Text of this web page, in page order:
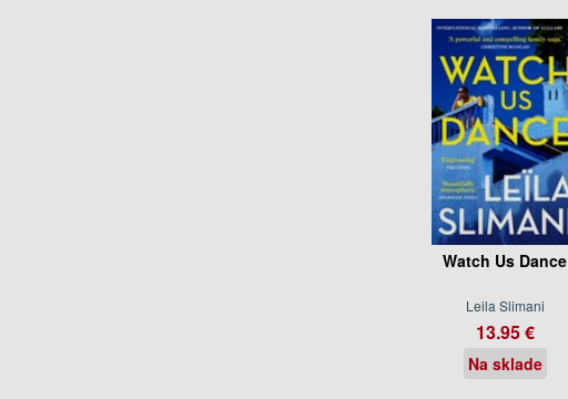
Watch Us Dance
Leila Slimani
13.95 €
Na sklade